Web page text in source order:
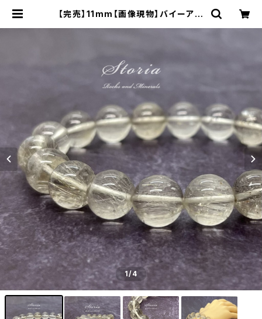
【完売】11mm【画像現物】バイーア州
1/4